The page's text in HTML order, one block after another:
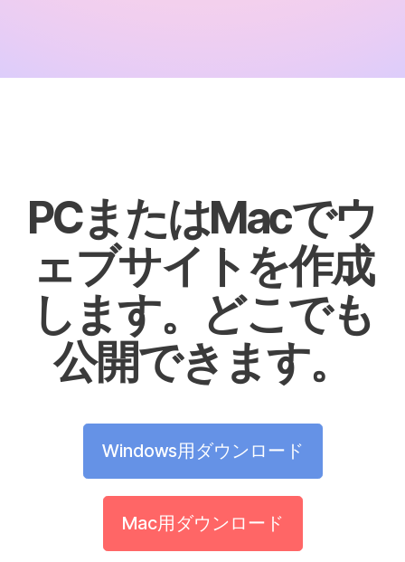
PCまたはMacでウ
ェブサイトを作成
します。どこでも
公開できます。
Windows用ダウンロード
Mac用ダウンロード